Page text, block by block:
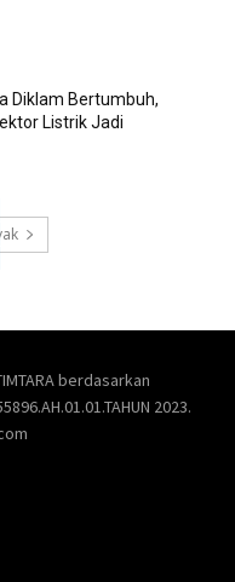
Diklam Bertumbuh,
Listrik Jadi
berdasarkan
2023.